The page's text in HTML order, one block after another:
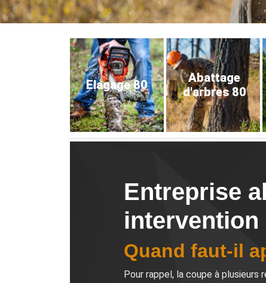
Elagage 80
Abattage
d'arbres 80
Entreprise
intervention
Quand faut-il
Pour rappel, la coupe à plusieurs